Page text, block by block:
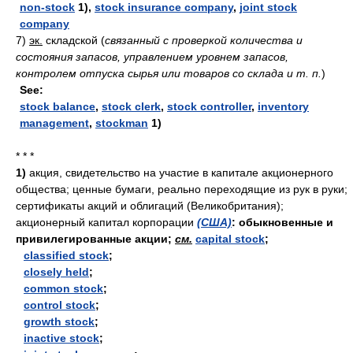
non-stock 1), stock insurance company, joint stock
company
7) эк. складской (связанный с проверкой количества и
состояния запасов, управлением уровнем запасов,
контролем отпуска сырья или товаров со склада и т. п. )
See:
stock balance, stock clerk, stock controller, inventory
management, stockman 1)
* * *
1) акция, свидетельство на участие в капитале акционерного
общества; ценные бумаги, реально переходящие из рук в руки;
сертификаты акций и облигаций (Великобритания);
акционерный капитал корпорации (США): обыкновенные и
привилегированные акции; см. capital stock;
classified stock;
closely held;
common stock;
control stock;
growth stock;
inactive stock;